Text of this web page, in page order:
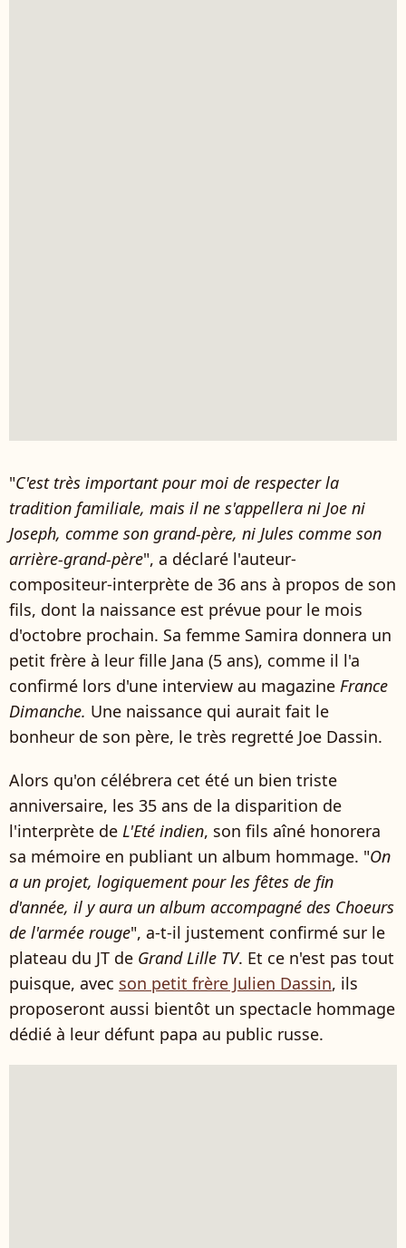
"C'est très important pour moi de respecter la
tradition familiale, mais il ne s'appellera ni Joe ni
Joseph, comme son grand-père, ni Jules comme son
arrière-grand-père", a déclaré l'auteur-
compositeur-interprète de 36 ans à propos de son
fils, dont la naissance est prévue pour le mois
d'octobre prochain. Sa femme Samira donnera un
petit frère à leur fille Jana (5 ans), comme il l'a
confirmé lors d'une interview au magazine France
Dimanche. Une naissance qui aurait fait le
bonheur de son père, le très regretté Joe Dassin.
Alors qu'on célébrera cet été un bien triste
anniversaire, les 35 ans de la disparition de
l'interprète de L'Eté indien, son fils aîné honorera
sa mémoire en publiant un album hommage. "On
a un projet, logiquement pour les fêtes de fin
d'année, il y aura un album accompagné des Choeurs
de l'armée rouge", a-t-il justement confirmé sur le
plateau du JT de Grand Lille TV. Et ce n'est pas tout
puisque, avec son petit frère Julien Dassin, ils
proposeront aussi bientôt un spectacle hommage
dédié à leur défunt papa au public russe.